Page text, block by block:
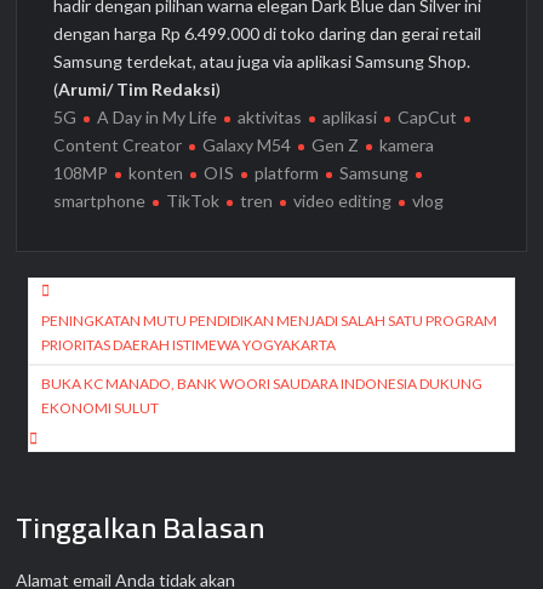
hadir dengan pilihan warna elegan Dark Blue dan Silver ini
dengan harga Rp 6.499.000 di toko daring dan gerai retail
Samsung terdekat, atau juga via aplikasi Samsung Shop.
(Arumi/ Tim Redaksi)
5G
A Day in My Life aktivitas aplikasi
CapCut
Content Creator
Galaxy M54 Gen Z
kamera
108MP
konten OIS platform
Samsung
smartphone
TikTok tren video editing vlog
Navigasi
pos
PENINGKATAN MUTU PENDIDIKAN MENJADI SALAH SATU PROGRAM
PRIORITAS DAERAH ISTIMEWA YOGYAKARTA
BUKA KC MANADO, BANK WOORI SAUDARA INDONESIA DUKUNG
EKONOMI SULUT
Tinggalkan Balasan
Alamat email Anda tidak akan